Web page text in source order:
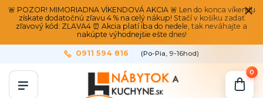
🚨 POZOR! MIMORIADNA VÍKENDOVÁ AKCIA 🚨 Len do konca víkendu
získate dodatočnú zľavu 4 % na celý nákup! Stačí v košíku zadať
zľavový kód: ZLAVA4 ⏰ Akcia platí iba do nedele, tak neváhajte a
nakúpte výhodnejšie ešte dnes!
0911 594 816 (Po-Pia, 9-16hod)
0